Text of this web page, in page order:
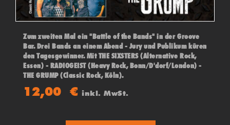
Zum zweiten Mal ein "Battle of the Bands" in der Groove
Bar. Drei Bands an einem Abend - Jury und Publikum küren
den Tagesgewinner. Mit THE SIXSTERS (Alternative Rock,
Essen) - RADIOGEIST (Heavy Rock, Bonn/D'dorf/London) -
THE GRUMP (Classic Rock, Köln).
12,00€ inkl. MwSt.